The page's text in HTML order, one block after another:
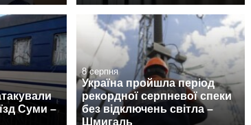
Суми –
8 серпня
Україна пройшла період
рекордної серпневої спеки
без відключень світла –
Шмигаль